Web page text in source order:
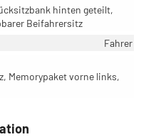
hinten geteilt,
Beifahrersitz
Fahrer
Memorypaket vorne links,